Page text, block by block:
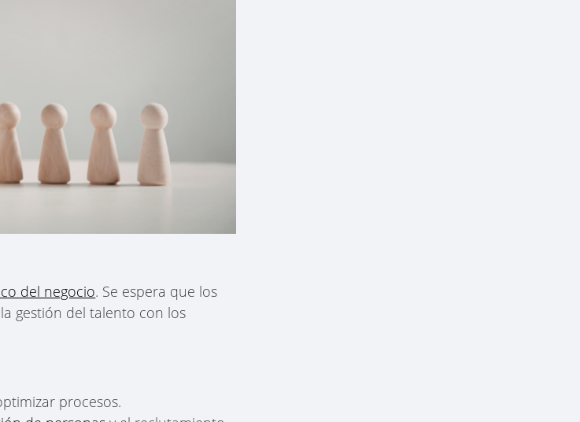
del negocio. Se espera que los
gestión del talento con los
procesos.